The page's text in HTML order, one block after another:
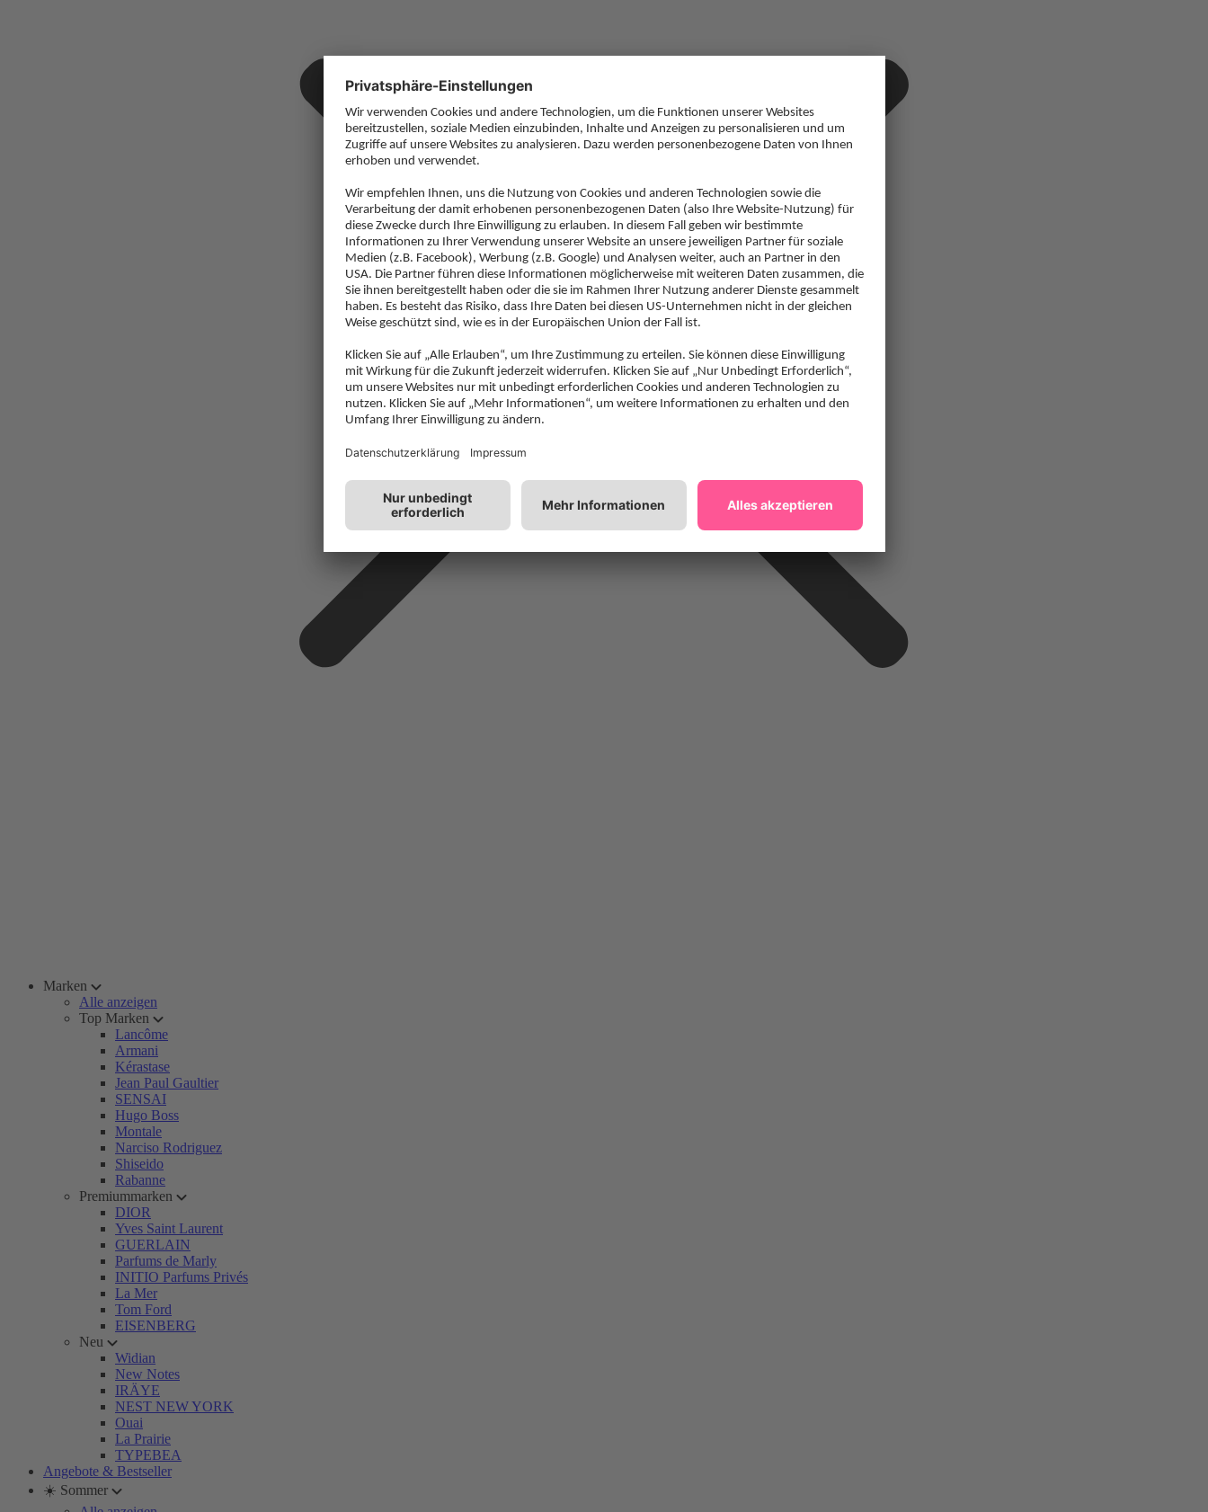
Marken
Alle anzeigen
Top Marken
Lancôme
Armani
Kérastase
Jean Paul Gaultier
SENSAI
Hugo Boss
Montale
Narciso Rodriguez
Shiseido
Rabanne
Premiummarken
DIOR
Yves Saint Laurent
GUERLAIN
Parfums de Marly
INITIO Parfums Privés
La Mer
Tom Ford
EISENBERG
Neu
Widian
New Notes
IRÄYE
NEST NEW YORK
Ouai
La Prairie
TYPEBEA
Angebote & Bestseller
☀️ Sommer